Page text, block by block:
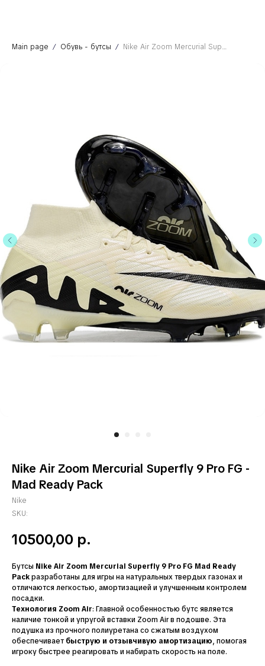
Main page Обувь - бутсы Nike Air Zoom Mercurial Superfly 9 Pro FG - Mad Ready Pack
Nike Air Zoom Mercurial Superfly 9 Pro FG -
Mad Ready Pack
Nike
SKU:
10500,00 р.
Бутсы Nike Air Zoom Mercurial Superfly 9 Pro FG Mad Ready
Packразработаны для игры на натуральных твердых газонах и
отличаются легкостью, амортизацией и улучшенным контролем
посадки.
Технология Zoom Air: Главной особенностью бутс является
наличие тонкой и упругой вставки Zoom Air в подошве. Эта
подушка из прочного полиуретана со сжатым воздухом
обеспечиваетбыструю и отзывчивую амортизацию, помогая
игроку быстрее реагировать и набирать скорость на поле.